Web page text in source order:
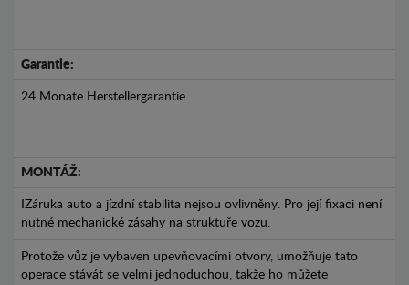
Garantie:
24 Monate Herstellergarantie.
MONTÁŽ:
IZáruka auto a jízdní stabilita nejsou ovlivněny. Pro její fixaci není
nutné mechanické zásahy na struktuře vozu.
Protože vůz je vybaven upevňovacími otvory, umožňuje tato
operace stávát se velmi jednoduchou, takže ho můžete